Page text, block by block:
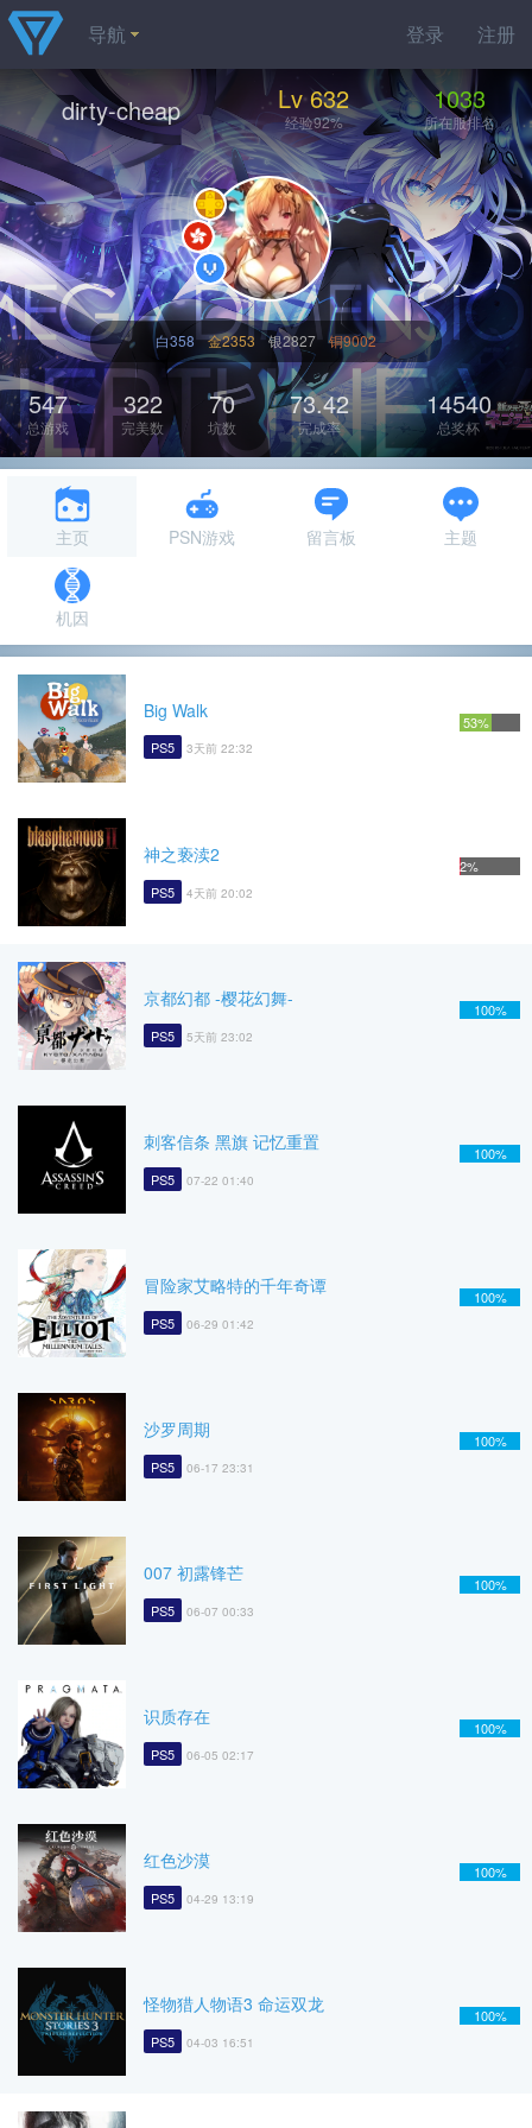
登录 注册
导航
dirty-cheap Lv 632
经验92%
1033
所在服排名
白358 金2353 银2827 铜9002
547
总游戏
322
完美数
70
坑数
73.42
完成率
14540
总奖杯
主页 PSN游戏 留言板 主题
机因
Big Walk
PS5 3天前 22:32
53%
神之亵渎2
PS5 4天前 20:02
2%
京都幻都 -樱花幻舞-
PS5 5天前 23:02
100%
刺客信条 黑旗 记忆重置
PS5 07-22 01:40
100%
冒险家艾略特的千年奇谭
PS5 06-29 01:42
100%
沙罗周期
PS5 06-17 23:31
100%
007 初露锋芒
PS5 06-07 00:33
100%
识质存在
PS5 06-05 02:17
100%
红色沙漠
PS5 04-29 13:19
100%
怪物猎人物语3 命运双龙
PS5 04-03 16:51
100%